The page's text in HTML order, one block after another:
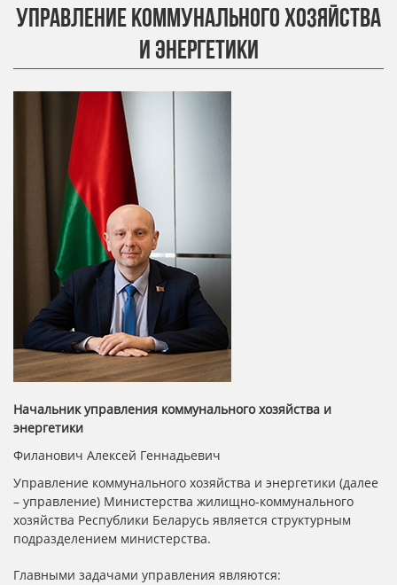
УПРАВЛЕНИЕ КОММУНАЛЬНОГО ХОЗЯЙСТВА
И ЭНЕРГЕТИКИ
Начальник управления коммунального хозяйства и
энергетики
Филанович Алексей Геннадьевич
Управление коммунального хозяйства и энергетики (далее
– управление) Министерства жилищно-коммунального
хозяйства Республики Беларусь является структурным
подразделением министерства.
Главными задачами управления являются: